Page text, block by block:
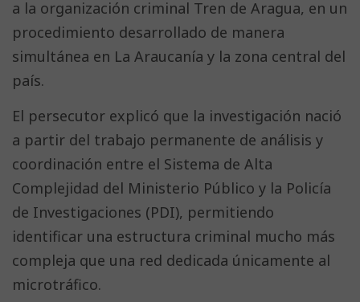
a la organización criminal Tren de Aragua, en un
procedimiento desarrollado de manera
simultánea en La Araucanía y la zona central del
país.
El persecutor explicó que la investigación nació
a partir del trabajo permanente de análisis y
coordinación entre el Sistema de Alta
Complejidad del Ministerio Público y la Policía
de Investigaciones (PDI), permitiendo
identificar una estructura criminal mucho más
compleja que una red dedicada únicamente al
microtráfico.